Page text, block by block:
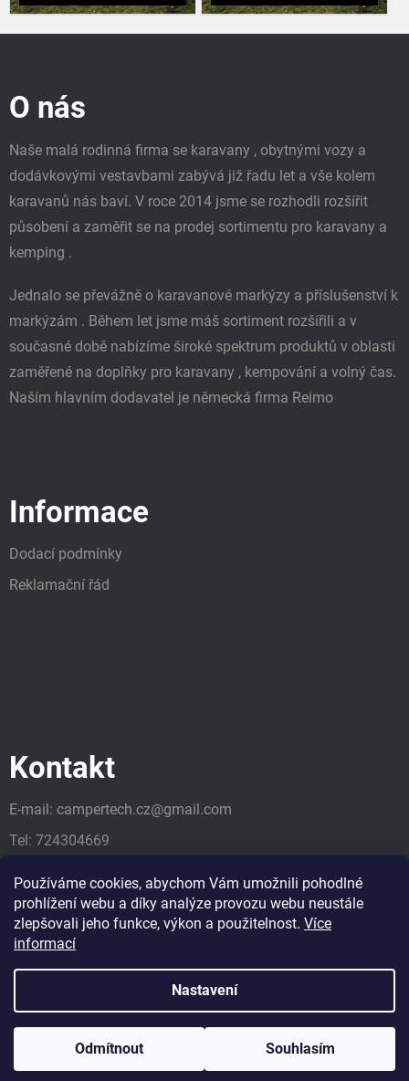
Používáme cookies, abychom Vám umožnili pohodlné
prohlížení webu a díky analýze provozu webu neustále
zlepšovali jeho funkce, výkon a použitelnost. Více
informací
Nastavení
Odmítnout Souhlasím
O nás
Naše malá rodinná firma se karavany , obytnými vozy a
dodávkovými vestavbami zabývá již řadu let a vše kolem
karavanů nás baví. V roce 2014 jsme se rozhodli rozšířit
působení a zaměřit se na prodej sortimentu pro karavany a
kemping .
Jednalo se převážně o karavanové markýzy a příslušenství k
markýzám . Během let jsme máš sortiment rozšířili a v
současné době nabízíme široké spektrum produktů v oblasti
zaměřené na doplňky pro karavany , kempování a volný čas.
Naším hlavním dodavatel je německá firma Reimo
Informace
Dodací podmínky
Reklamační řád
Kontakt
E-mail: campertech.cz@gmail.com
Tel: 724304669